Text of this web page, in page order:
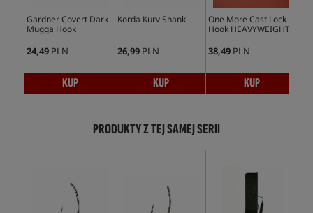
Gardner Covert Dark
Mugga Hook
24,49 PLN
KUP
Korda Kurv Shank
26,99 PLN
KUP
One More Cast Lock
Hook HEAVYWEIGHT
38,49 PLN
KUP
PRODUKTY Z TEJ SAMEJ SERII